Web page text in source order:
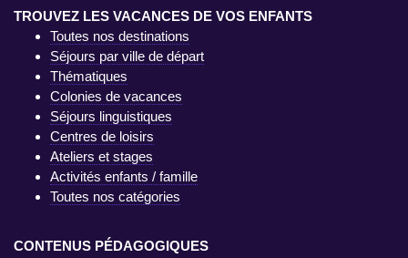
TROUVEZ LES VACANCES DE VOS ENFANTS
Toutes nos destinations
Séjours par ville de départ
Thématiques
Colonies de vacances
Séjours linguistiques
Centres de loisirs
Ateliers et stages
Activités enfants / famille
Toutes nos catégories
CONTENUS PÉDAGOGIQUES